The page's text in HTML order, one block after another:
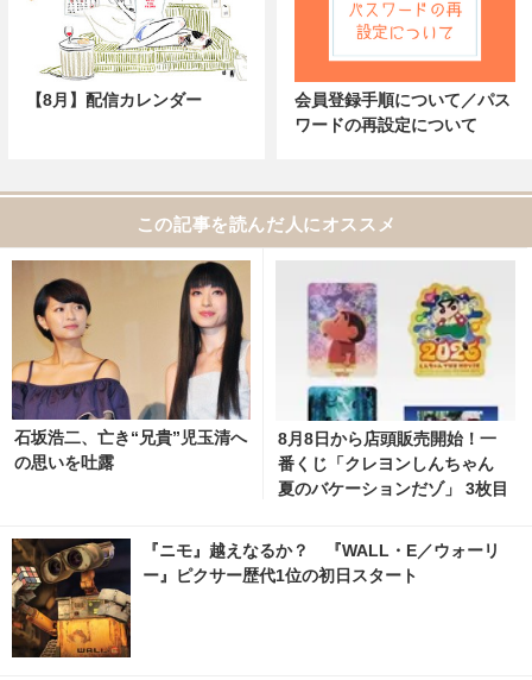
【8月】配信カレンダー
会員登録手順について／パス
ワードの再設定について
この記事を読んだ人にオススメ
石坂浩二、亡き“兄貴”児玉清へ
の思いを吐露
8月8日から店頭販売開始！一
番くじ「クレヨンしんちゃん
夏のバケーションだゾ」 3枚目
『ニモ』越えなるか？ 『WALL・E／ウォーリ
ー』ピクサー歴代1位の初日スタート